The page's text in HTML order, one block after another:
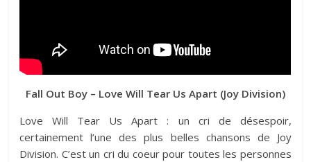
Fall Out Boy – Love Will Tear Us Apart (Joy Division)
Love Will Tear Us Apart : un cri de désespoir,
certainement l’une des plus belles chansons de Joy
Division. C’est un cri du coeur pour toutes les personnes